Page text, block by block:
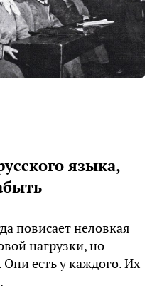
языка,
повисает неловкая
нагрузки, но
есть у каждого. Их